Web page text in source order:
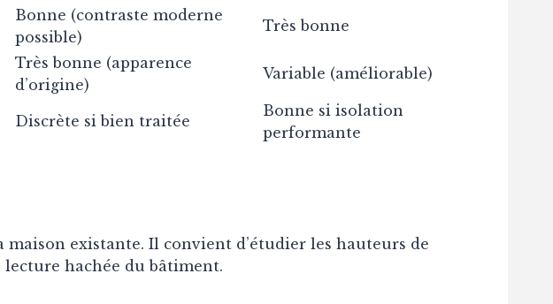
Bonne (contraste moderne
possible)
Très bonne
Très bonne (apparence
d’origine)
Variable (améliorable)
Discrète si bien traitée
Bonne si isolation
performante
existante. Il convient d’étudier les hauteurs de
lecture hachée du bâtiment.